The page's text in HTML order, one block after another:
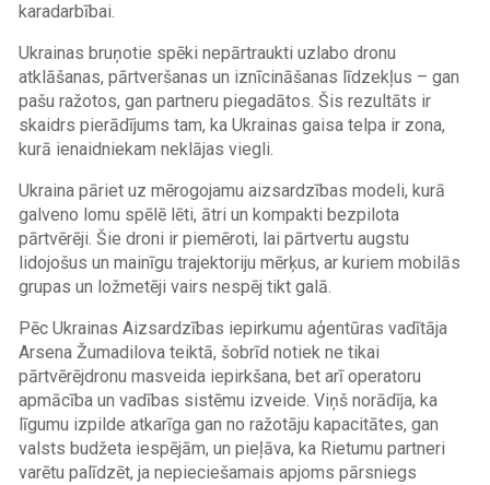
karadarbībai.
Ukrainas bruņotie spēki nepārtraukti uzlabo dronu
atklāšanas, pārtveršanas un iznīcināšanas līdzekļus – gan
pašu ražotos, gan partneru piegadātos. Šis rezultāts ir
skaidrs pierādījums tam, ka Ukrainas gaisa telpa ir zona,
kurā ienaidniekam neklājas viegli.
Ukraina pāriet uz mērogojamu aizsardzības modeli, kurā
galveno lomu spēlē lēti, ātri un kompakti bezpilota
pārtvērēji. Šie droni ir piemēroti, lai pārtvertu augstu
lidojošus un mainīgu trajektoriju mērķus, ar kuriem mobilās
grupas un ložmetēji vairs nespēj tikt galā.
Pēc Ukrainas Aizsardzības iepirkumu aģentūras vadītāja
Arsena Žumadilova teiktā, šobrīd notiek ne tikai
pārtvērējdronu masveida iepirkšana, bet arī operatoru
apmācība un vadības sistēmu izveide. Viņš norādīja, ka
līgumu izpilde atkarīga gan no ražotāju kapacitātes, gan
valsts budžeta iespējām, un pieļāva, ka Rietumu partneri
varētu palīdzēt, ja nepieciešamais apjoms pārsniegs